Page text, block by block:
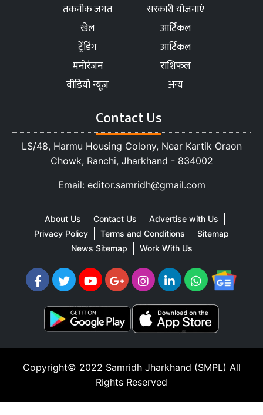
तकनीक जगत
सरकारी योजनाएं
खेल
आर्टिकल
ट्रेंडिंग
आर्टिकल
मनोरंजन
राशिफल
वीडियो न्यूज
अन्य
Contact Us
LS/48, Harmu Housing Colony, Near Kartik Oraon
Chowk, Ranchi, Jharkhand - 834002
Email: editor.samridh@gmail.com
About Us Contact Us
Advertise with Us
Privacy Policy
Terms and Conditions
Sitemap
News Sitemap
Work With Us
Copyright© 2022 Samridh Jharkhand (SMPL) All
Rights Reserved